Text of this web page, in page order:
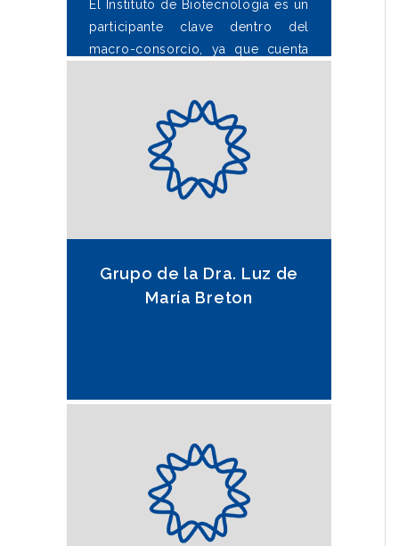
El Instituto de Biotecnología es un
participante clave dentro del
macro-consorcio, ya que cuenta
metagenómica y la bioquímica,
indispensables en el estudio de
las bacterias degradadoras de
hidrocarburos
Grupo de la Dra. Luz de
María Breton